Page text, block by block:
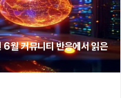
커뮤니티 반응에서 읽은